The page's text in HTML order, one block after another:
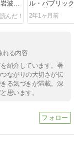
波新
ル・パブリッ
人が惹かれる
飯田美樹著、
2年1ヶ月前
れる内容
紹介しています。著
ながりの大切さが伝
る気づきが満載。深
思います。